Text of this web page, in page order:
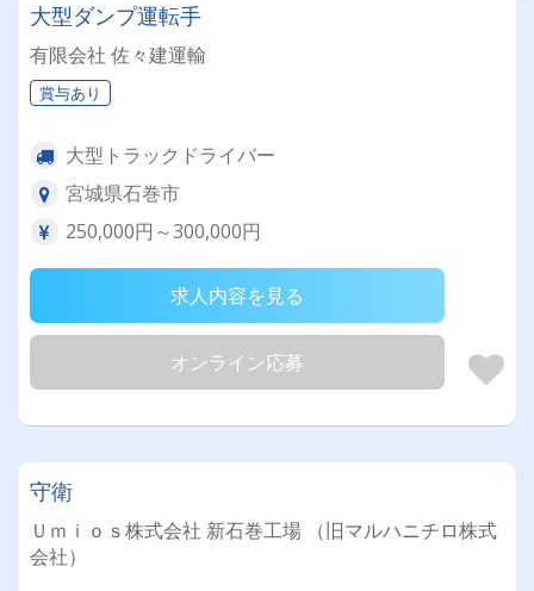
大型ダンプ運転手
有限会社 佐々建運輸
賞与あり
大型トラックドライバー
宮城県石巻市
250,000円～300,000円
求人内容を見る
オンライン応募
守衛
Ｕｍｉｏｓ株式会社 新石巻工場 （旧マルハニチロ株式
会社）